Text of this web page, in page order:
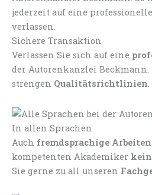
Sichere Transaktion
Verlassen Sie sich auf eine
der Autorenkanzlei Beckmann.
strengen Qualitätsrichtlinien.
In allen Sprachen
Auch fremdsprachige Arbeiten
kompetenten Akademiker
Sie gerne zu all unseren